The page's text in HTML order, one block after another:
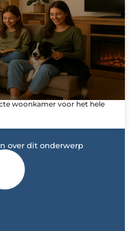
woonkamer voor het hele
over dit onderwerp